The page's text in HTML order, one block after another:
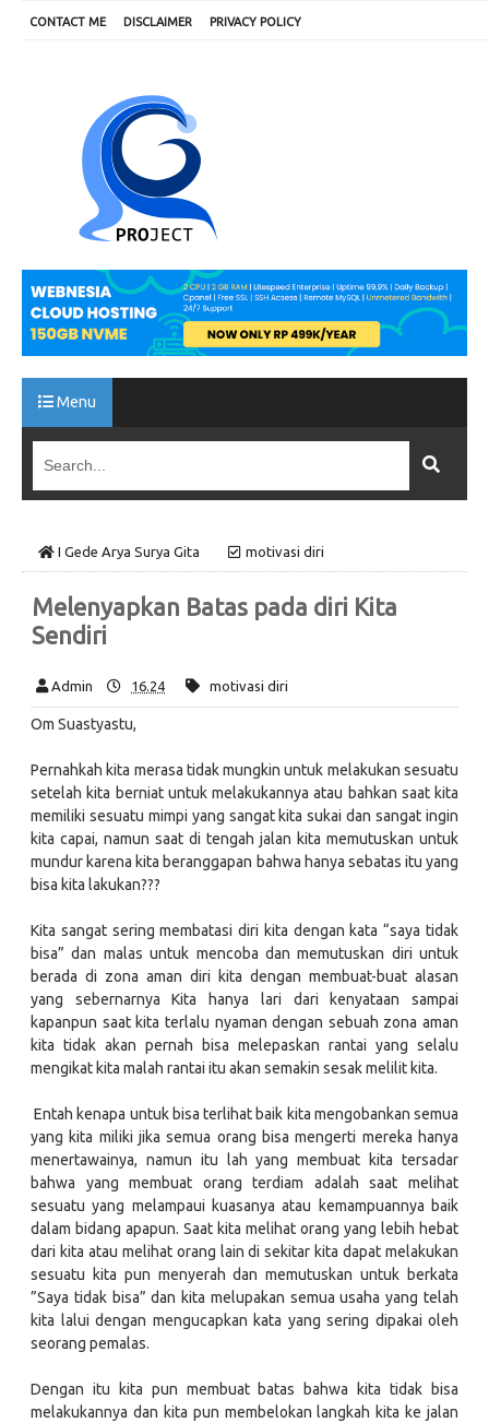
CONTACT ME DISCLAIMER PRIVACY POLICY
Menu
I Gede Arya Surya Gita motivasi diri
Melenyapkan Batas pada diri Kita
Sendiri
Admin 16.24 motivasi diri
Om Suastyastu,
Pernahkah kita merasa tidak mungkin untuk melakukan sesuatu
setelah kita berniat untuk melakukannya atau bahkan saat kita
memiliki sesuatu mimpi yang sangat kita sukai dan sangat ingin
kita capai, namun saat di tengah jalan kita memutuskan untuk
mundur karena kita beranggapan bahwa hanya sebatas itu yang
bisa kita lakukan???
Kita sangat sering membatasi diri kita dengan kata “saya tidak
bisa” dan malas untuk mencoba dan memutuskan diri untuk
berada di zona aman diri kita dengan membuat-buat alasan
yang sebernarnya Kita hanya lari dari kenyataan sampai
kapanpun saat kita terlalu nyaman dengan sebuah zona aman
kita tidak akan pernah bisa melepaskan rantai yang selalu
mengikat kita malah rantai itu akan semakin sesak melilit kita.
Entah kenapa untuk bisa terlihat baik kita mengobankan semua
yang kita miliki jika semua orang bisa mengerti mereka hanya
menertawainya, namun itu lah yang membuat kita tersadar
bahwa yang membuat orang terdiam adalah saat melihat
sesuatu yang melampaui kuasanya atau kemampuannya baik
dalam bidang apapun. Saat kita melihat orang yang lebih hebat
dari kita atau melihat orang lain di sekitar kita dapat melakukan
sesuatu kita pun menyerah dan memutuskan untuk berkata
”Saya tidak bisa” dan kita melupakan semua usaha yang telah
kita lalui dengan mengucapkan kata yang sering dipakai oleh
seorang pemalas.
Dengan itu kita pun membuat batas bahwa kita tidak bisa
melakukannya dan kita pun membelokan langkah kita ke jalan